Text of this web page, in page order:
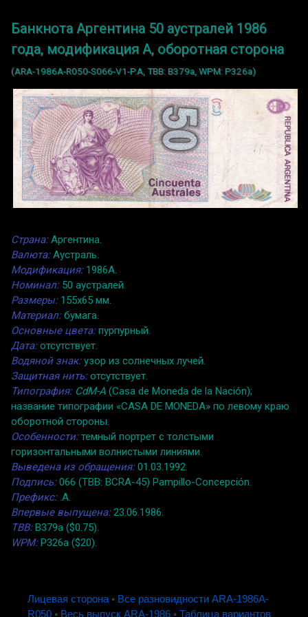
Банкнота Аргентина 50 аустралей 1986
года, модификация A, оборотная сторона
(ARA-1986A-R050-S066-V1-P.A, TBB: B379a, WPM: P326a)
Страна:Аргентина.
Валюта:Аустраль.
Модификация:1986A.
Номинал:50 аустралей.
Размеры:155x65 мм.
Материал:бумага.
Основные цвета:пурпурный.
Дата:отсутствует.
Водяной знак:узор из солнечных лучей.
Защитная нить:отсутствует.
Типография: CdM-A (Casa de Moneda de la Nación);
название типографии «CASA DE MONEDA» по левому краю
оборотной стороны.
Особенности:темный портрет с толстыми
горизонтальными волнистыми линиями.
Выведена из обращения:01.03.1992.
Подпись:066 (TBB: BCRA-45) Pampillo-Concepción.
Префикс:.A.
Впервые выпущена:23.06.1986.
TBB:B379a ($0.75).
WPM:P326a ($20).
Лицевая сторона◦ Все разновидности ARA-1986A-
R050 ◦ Весь выпуск ARA-1986 ◦ Таблица вариантов